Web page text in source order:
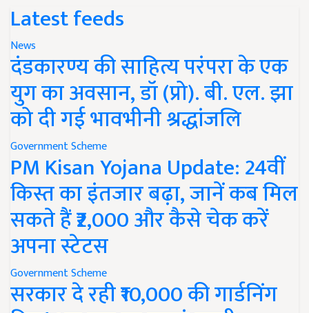
Latest feeds
News
दंडकारण्य की साहित्य परंपरा के एक
युग का अवसान, डॉ (प्रो). बी. एल. झा
को दी गई भावभीनी श्रद्धांजलि
Government Scheme
PM Kisan Yojana Update: 24वीं
किस्त का इंतजार बढ़ा, जानें कब मिल
सकते हैं ₹2,000 और कैसे चेक करें
अपना स्टेटस
Government Scheme
सरकार दे रही ₹10,000 की गार्डनिंग